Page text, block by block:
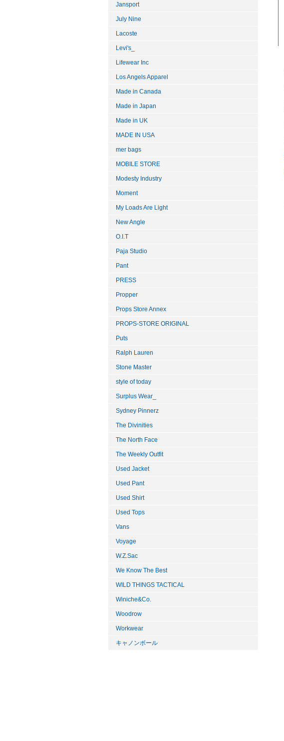
Jansport
July Nine
Lacoste
Levi's_
Lifewear Inc
Los Angels Apparel
Made in Canada
Made in Japan
Made in UK
MADE IN USA
mer bags
MOBILE STORE
Modesty Industry
Moment
My Loads Are Light
New Angle
O.I.T
Paja Studio
Pant
PRESS
Propper
Props Store Annex
PROPS-STORE ORIGINAL
Puts
Ralph Lauren
Stone Master
style of today
Surplus Wear_
Sydney Pinnerz
The Divinities
The North Face
The Weekly Outfit
Used Jacket
Used Pant
Used Shirt
Used Tops
Vans
Voyage
W.Z.Sac
We Know The Best
WILD THINGS TACTICAL
Winiche&Co.
Woodrow
Workwear
キャノンボール